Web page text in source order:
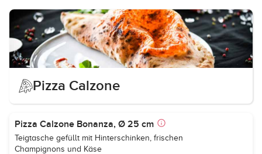
Pizza Calzone
Pizza Calzone Bonanza, Ø 25 cm
Teigtasche gefüllt mit Hinterschinken, frischen
Champignons und Käse